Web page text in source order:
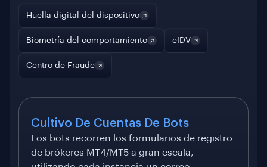
Huella digital del dispositivo
Biometría del comportamiento eIDV
Centro de Fraude
Cultivo De Cuentas De Bots
Los bots recorren los formularios de registro
de brókeres MT4/MT5 a gran escala,